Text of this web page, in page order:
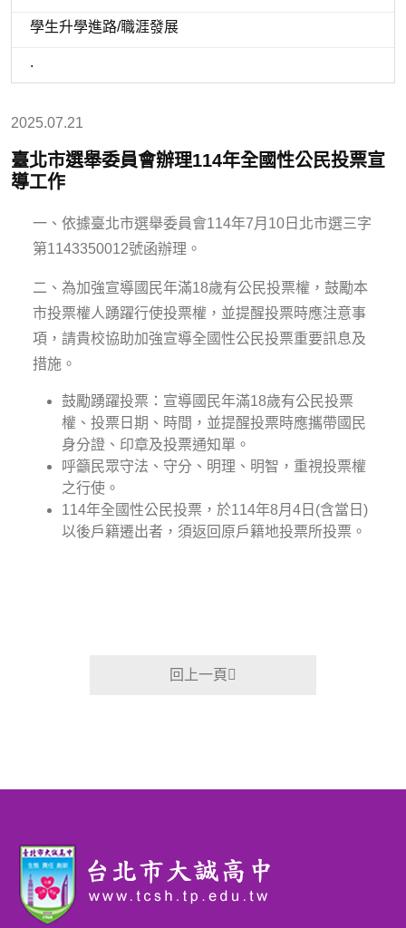
學生升學進路/職涯發展
.
2025.07.21
臺北市選舉委員會辦理114年全國性公民投票宣
導工作
一、依據臺北市選舉委員會114年7月10日北市選三字
第1143350012號函辦理。
二、為加強宣導國民年滿18歲有公民投票權，鼓勵本
市投票權人踴躍行使投票權，並提醒投票時應注意事
項，請貴校協助加強宣導全國性公民投票重要訊息及
措施。
鼓勵踴躍投票：宣導國民年滿18歲有公民投票
權、投票日期、時間，並提醒投票時應攜帶國民
身分證、印章及投票通知單。
呼籲民眾守法、守分、明理、明智，重視投票權
之行使。
114年全國性公民投票，於114年8月4日(含當日)
以後戶籍遷出者，須返回原戶籍地投票所投票。
回上一頁